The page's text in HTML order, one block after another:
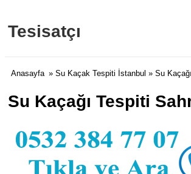
Tesisatçı
Anasayfa » Su Kaçak Tespiti İstanbul » Su
Su Kaçağı Tespiti